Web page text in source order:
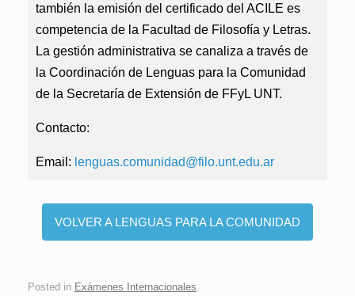
también la emisión del certificado del ACILE es
competencia de la Facultad de Filosofía y Letras.
La gestión administrativa se canaliza a través de
la Coordinación de Lenguas para la Comunidad
de la Secretaría de Extensión de FFyL UNT.
Contacto:
Email: lenguas.comunidad@filo.unt.edu.ar
VOLVER A LENGUAS PARA LA COMUNIDAD
Posted in Exámenes Internacionales.